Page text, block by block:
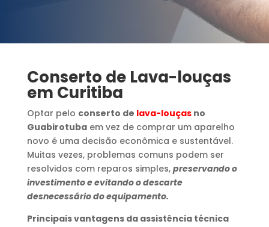
Conserto de Lava-louças
em Curitiba
Optar pelo conserto de lava-louçasno
Guabirotubaem vez de comprar um aparelho
novo é uma decisão econômica e sustentável.
Muitas vezes, problemas comuns podem ser
resolvidos com reparos simples, preservando o
investimento e evitando o descarte
desnecessário do equipamento.
Principais vantagens da assistência técnica